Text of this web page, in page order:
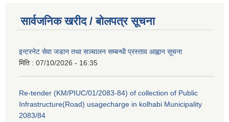
सार्वजनिक खरीद / बोलपत्र सूचना
इन्टरनेट सेवा जडान तथा सञ्चालन सम्बन्धी प्रस्ताव आह्वान सूचना
मिति : 07/10/2026 - 16:35
Re-tender (KM/PIUC/01/2083-84) of collection of Public
Infrastructure(Road) usagecharge in kolhabi Municipality
2083/84